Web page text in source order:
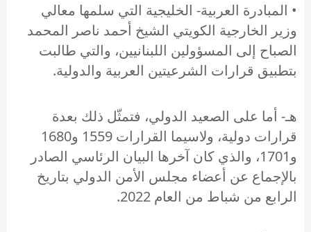
• المبادرة العربية- الخليجية التي سلمها معالي
وزير الخارجية الكويتي الشيخ أحمد ناصر المحمد
الصباح إلى المسؤولين اللبنانيين، والتي طالبت
بتطبيق قرارات الشرعيتين العربية والدولية.
هـ- أما على الصعيد الدولي، فتمثّل ذلك بعدة
قرارات دولية، ولاسيما القرارات 1559 و1680
و1701، والذي كان آخرها البيان الرئاسي الصادر
بالإجماع عن أعضاء مجلس الأمن الدولي بتاريخ
الرابع من شباط من العام 2022.